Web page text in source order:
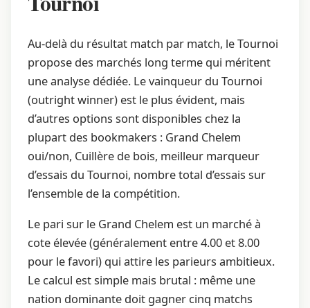
Au-delà du résultat match par match, le Tournoi
propose des marchés long terme qui méritent
une analyse dédiée. Le vainqueur du Tournoi
(outright winner) est le plus évident, mais
d’autres options sont disponibles chez la
plupart des bookmakers : Grand Chelem
oui/non, Cuillère de bois, meilleur marqueur
d’essais du Tournoi, nombre total d’essais sur
l’ensemble de la compétition.
Le pari sur le Grand Chelem est un marché à
cote élevée (généralement entre 4.00 et 8.00
pour le favori) qui attire les parieurs ambitieux.
Le calcul est simple mais brutal : même une
nation dominante doit gagner cinq matchs